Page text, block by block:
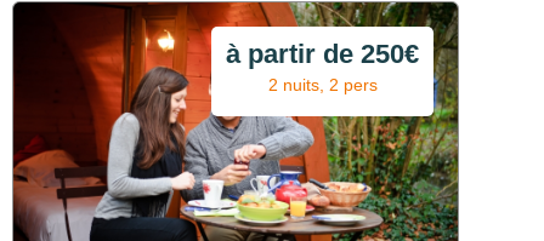
à partir de 250€
2 nuits, 2 pers